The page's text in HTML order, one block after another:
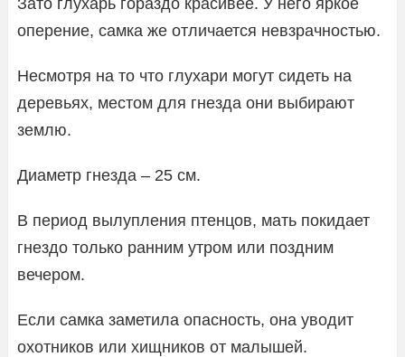
оперение, самка же отличается невзрачностью.
Несмотря на то что глухари могут сидеть на
деревьях, местом для гнезда они выбирают
землю.
Диаметр гнезда – 25 см.
В период вылупления птенцов, мать покидает
гнездо только ранним утром или поздним
вечером.
Если самка заметила опасность, она уводит
охотников или хищников от малышей.